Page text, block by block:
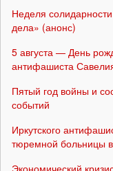
Неделя
дела» (анонс)
5 августа — День
антифашиста
Пятый год войны и
событий
Иркутского
тюремной больницы